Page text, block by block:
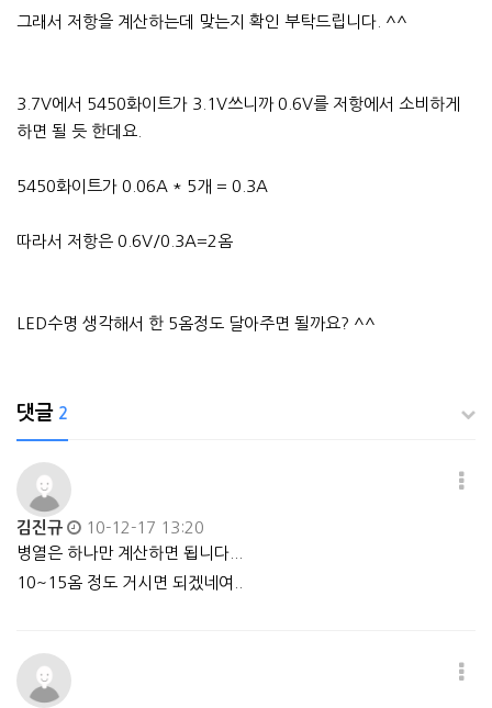
그래서 저항을 계산하는데 맞는지 확인 부탁드립니다. ^^
3.7V에서 5450화이트가 3.1V쓰니까 0.6V를 저항에서 소비하게
하면 될 듯 한데요.
5450화이트가 0.06A * 5개 = 0.3A
따라서 저항은 0.6V/0.3A=2옴
LED수명 생각해서 한 5옴정도 달아주면 될까요? ^^
댓글 2
김진규
10-12-17 13:20
병열은 하나만 계산하면 됩니다...
10~15옴 정도 거시면 되겠네여..